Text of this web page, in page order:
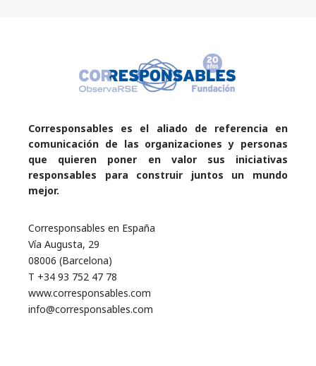
Corresponsables es el aliado de referencia en
comunicación de las organizaciones y personas
que quieren poner en valor sus iniciativas
responsables para construir juntos un mundo
mejor.
Corresponsables en España
Vía Augusta, 29
08006 (Barcelona)
T +34 93 752 47 78
www.corresponsables.com
info@corresponsables.com